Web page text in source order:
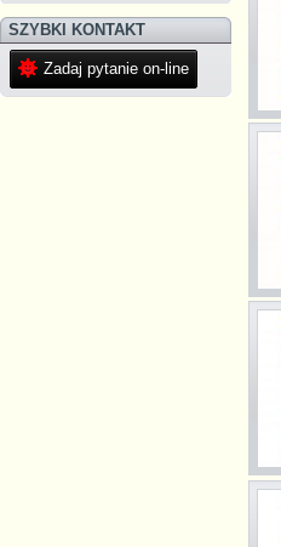
SZYBKI KONTAKT
Zadaj pytanie on-line